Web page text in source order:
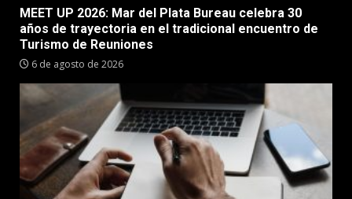
MEET UP 2026: Mar del Plata Bureau celebra 30
años de trayectoria en el tradicional encuentro de
Turismo de Reuniones
6 de agosto de 2026